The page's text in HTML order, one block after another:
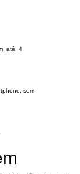
até, 4
sem